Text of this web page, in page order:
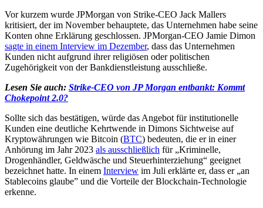
Vor kurzem wurde JPMorgan von Strike-CEO Jack Mallers
kritisiert, der im November behauptete, das Unternehmen habe seine
Konten ohne Erklärung geschlossen. JPMorgan-CEO Jamie Dimon
sagte in einem Interview im Dezember, dass das Unternehmen
Kunden nicht aufgrund ihrer religiösen oder politischen
Zugehörigkeit von der Bankdienstleistung ausschließe.
Lesen Sie auch: Strike-CEO von JP Morgan entbankt: Kommt
Chokepoint 2.0?
Sollte sich das bestätigen, würde das Angebot für institutionelle
Kunden eine deutliche Kehrtwende in Dimons Sichtweise auf
Kryptowährungen wie Bitcoin (BTC) bedeuten, die er in einer
Anhörung im Jahr 2023 als ausschließlich für „Kriminelle,
Drogenhändler, Geldwäsche und Steuerhinterziehung“ geeignet
bezeichnet hatte. In einem Interview im Juli erklärte er, dass er „an
Stablecoins glaube” und die Vorteile der Blockchain-Technologie
erkenne.